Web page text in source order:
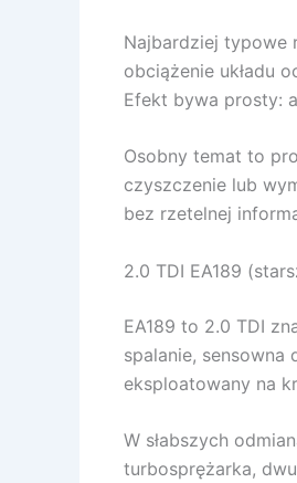
Najbardziej typowe
obciążenie układu
Efekt bywa prosty:
Osobny temat to
czyszczenie lub
bez rzetelnej
2.0 TDI EA189
EA189 to 2.0 TDI
spalanie,
eksploatowany na
W słabszych
turbosprężarka,